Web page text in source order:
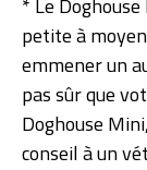
* Le
petite à
emmener un
pas sûr que
Doghouse
conseil à un